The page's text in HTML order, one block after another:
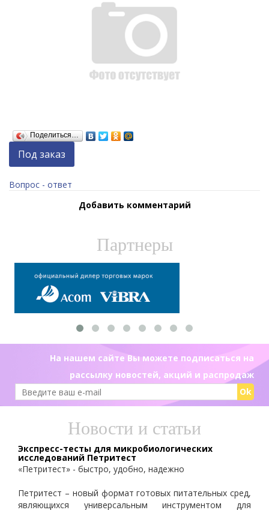
Поделиться…
Под заказ
Вопрос - ответ
Добавить комментарий
Партнеры
На нашем сайте Вы можете подписаться на
рассылку новостей, акций и распродаж
Ok
Новости и статьи
Экспресс-тесты для микробиологических
исследований Петритест
«Петритест» - быстро, удобно, надежно
Петритест – новый формат готовых питательных сред,
являющихся универсальным инструментом для